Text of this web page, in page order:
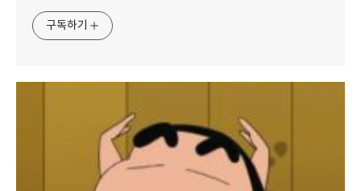
구독하기